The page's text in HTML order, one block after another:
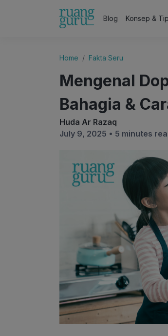
Blog Konsep &
Home Fakta Seru
Mengenal
Bahagia &
Huda Ar Razaq
July 9, 2025 • 5 minutes